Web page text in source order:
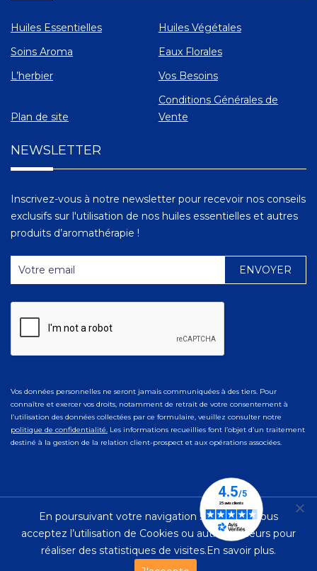
Huiles Essentielles
Huiles Végétales
Soins Aroma
Eaux Florales
L’herbier
Vos Besoins
Plan de site
Conditions Générales de
Vente
NEWSLETTER
Inscrivez-vous à notre newsletter pour recevoir nos conseils
exclusifs sur l'utilisation de nos huiles essentielles et autres
produits d’aromathérapie !
Vos données personnelles ne seront jamais communiquées à des tiers. Pour
connaître et exercer vos droits, notamment de retrait de votre consentement à
l’utilisation des données collectées par ce formulaire, veuillez consulter notre
politique de confidentialité. Les informations recueillies font l’objet d’un traitement
destiné à la gestion de la relation client-prospect et aux opérations associées.
© 2023 Ad Naturam | Mentions Légales|Politique de
Confidentialité
En poursuivant votre navigation sur ce site, vous
acceptez l’utilisation de Cookies ou autres traceurs pour
réaliser des statistiques de visites.En savoir plus.